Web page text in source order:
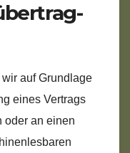
auf Grundlage
eines Vertrags
oder an einen